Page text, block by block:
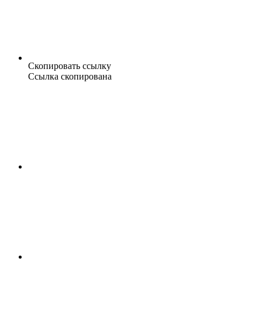
Скопировать ссылку
Ссылка скопирована